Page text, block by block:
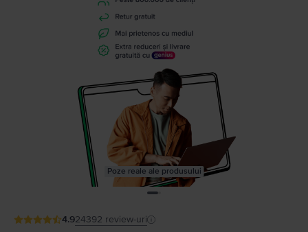
Poze reale ale produsului
4.924392 review-uri